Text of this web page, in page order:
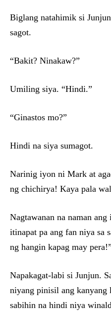
Biglang natahimik si
sagot.
“Bakit? Ninakaw?”
Umiling siya. “Hindi.”
“Ginastos mo?”
Hindi na siya sumagot.
Narinig iyon ni Mark at
ng chichirya! Kaya pala
Nagtawanan na naman
itinapat pa ang fan niya sa
ng hangin kapag may pera!”
Napakagat-labi si Junjun.
niyang pinisil ang kanyang
sabihin na hindi niya